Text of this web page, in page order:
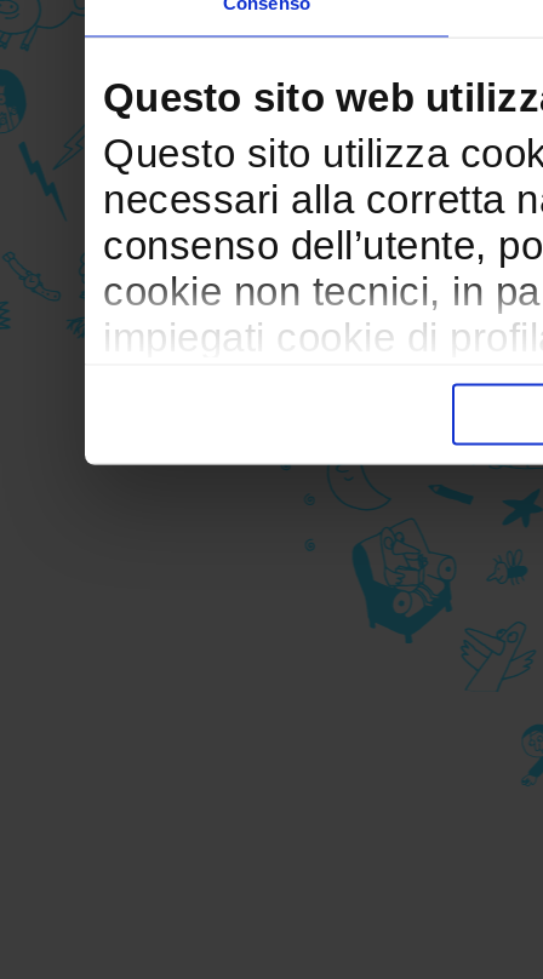
Questo sito web
Questo sito utilizza
necessari alla corretta
consenso dell’utente,
cookie non tecnici, in
impiegati cookie di
trasferimento verso
durante la navigazione.
Per maggiori dettagli
durante la
privacy sui cookie, ti
informativa cookie
Chiudendo il banner
senza alcuna
cookie tecnici.